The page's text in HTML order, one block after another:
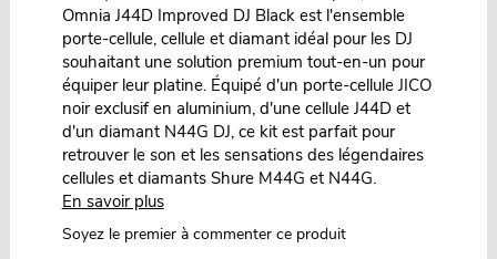
Omnia J44D Improved DJ Black est l'ensemble
porte-cellule, cellule et diamant idéal pour les DJ
souhaitant une solution premium tout-en-un pour
équiper leur platine. Équipé d'un porte-cellule JICO
noir exclusif en aluminium, d'une cellule J44D et
d'un diamant N44G DJ, ce kit est parfait pour
retrouver le son et les sensations des légendaires
cellules et diamants Shure M44G et N44G.
En savoir plus
Soyez le premier à commenter ce produit